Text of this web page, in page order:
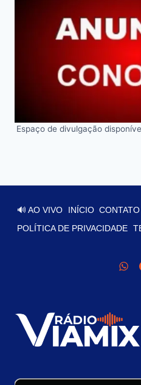
Espaço de divulgação
🔊 AO VIVO INÍCIO CONTATO
POLÍTICA DE PRIVACIDADE